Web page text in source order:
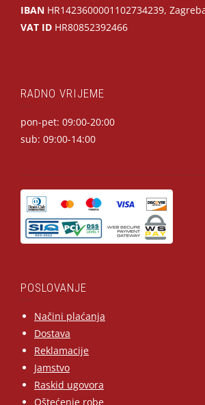
IBAN HR1423600001102734239,
VAT ID HR80852392466
RADNO VRIJEME
pon-pet: 09:00-20:00
sub: 09:00-14:00
POSLOVANJE
Načini plaćanja
Dostava
Reklamacije
Jamstvo
Raskid ugovora
Oštećenje robe